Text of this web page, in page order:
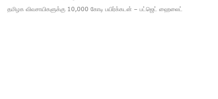
தமிழக விவசாயிகளுக்கு 10,000 கோடி பயிர்க்கடன் – பட்ஜெட் ஹைலைட்